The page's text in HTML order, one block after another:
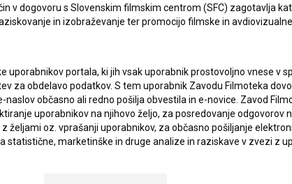
v dogovoru s Slovenskim filmskim centrom (SFC) zagotavlja
in izobraževanje ter promocijo filmske in
uporabnikov portala, ki jih vsak uporabnik prostovoljno vnese v
za obdelavo podatkov. S tem uporabnik Zavodu Filmoteka
občasno ali redno pošilja obvestila in e-novice. Zavod
uporabnikov na njihovo željo, za posredovanje odgovorov
željami oz. vprašanji uporabnikov, za občasno pošiljanje
statistične, marketinške in druge analize in raziskave v zvezi z